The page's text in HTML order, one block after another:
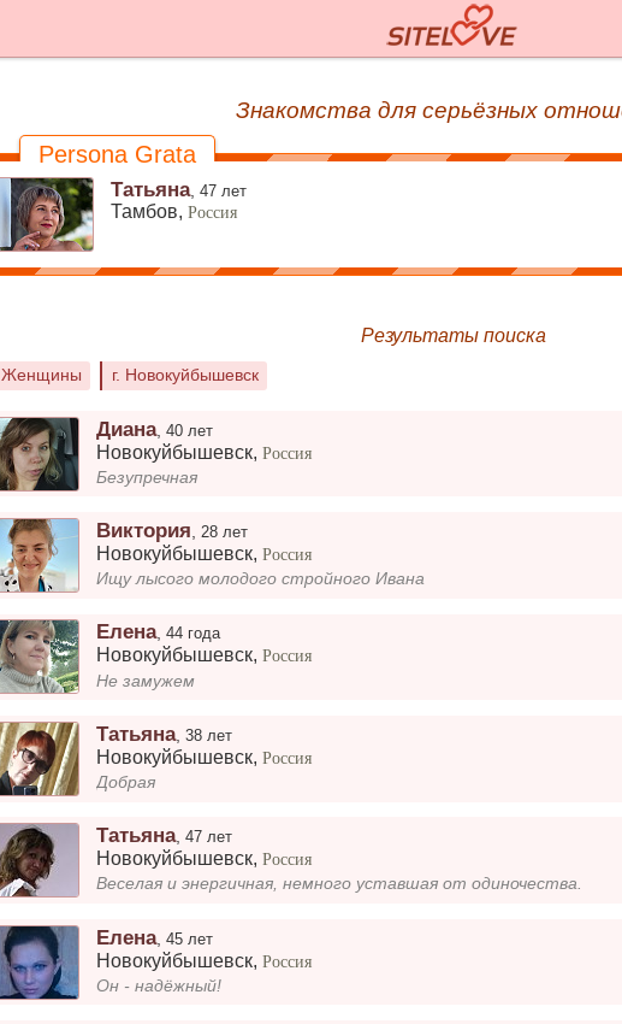
Знакомства для серьёзных
Persona Grata
Татьяна,47 лет
Тамбов,Россия
Результаты поиска
Женщины г. Новокуйбышевск
Диана,40 лет
Новокуйбышевск,Россия
Безупречная
Виктория 28 лет
Новокуйбышевск,Россия
Ищу лысого молодого стройного Ивана
Елена,44 года
Новокуйбышевск,Россия
Не замужем
Татьяна,38 лет
Новокуйбышевск,Россия
Добрая
Татьяна,47 лет
Новокуйбышевск,Россия
Веселая и энергичная, немного уставшая от одиночества.
Елена,45 лет
Новокуйбышевск,Россия
Он - надёжный!